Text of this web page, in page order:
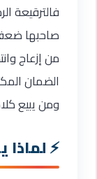
فالترقيعة
صاحبها
من إزعاج
الضمان
ومن يبيع
لماذا